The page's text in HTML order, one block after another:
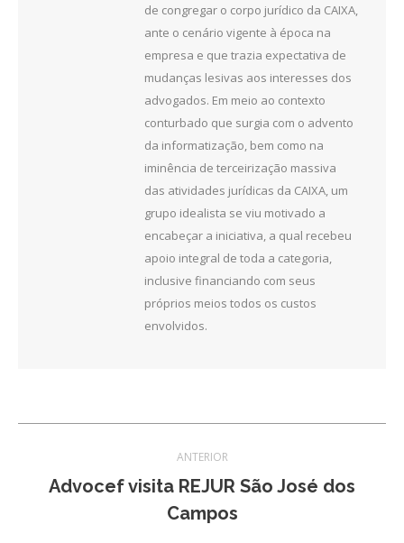
de congregar o corpo jurídico da CAIXA,
ante o cenário vigente à época na
empresa e que trazia expectativa de
mudanças lesivas aos interesses dos
advogados. Em meio ao contexto
conturbado que surgia com o advento
da informatização, bem como na
iminência de terceirização massiva
das atividades jurídicas da CAIXA, um
grupo idealista se viu motivado a
encabeçar a iniciativa, a qual recebeu
apoio integral de toda a categoria,
inclusive financiando com seus
próprios meios todos os custos
envolvidos.
de
ANTERIOR
Post
anterior:
Advocef visita REJUR São José dos
Campos